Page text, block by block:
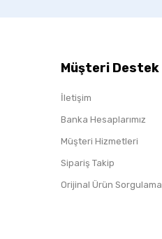
Müşteri Destek
İletişim
Banka Hesaplarımız
Müşteri Hizmetleri
Sipariş Takip
Orijinal Ürün Sorgulama